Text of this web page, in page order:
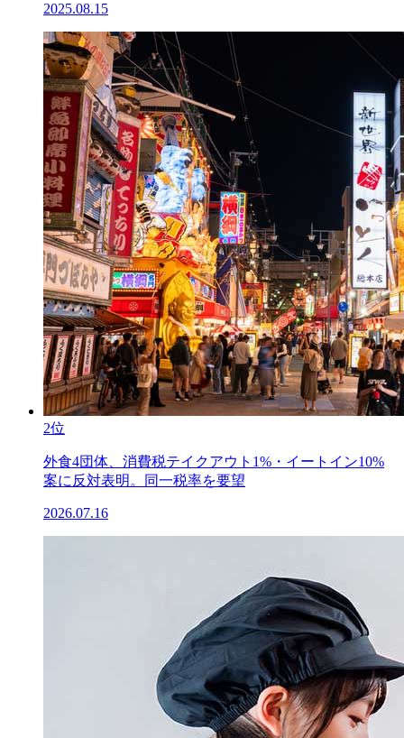
2025.08.15
2位
外食4団体、消費税テイクアウト1%・イートイン10%
案に反対表明。同一税率を要望
2026.07.16